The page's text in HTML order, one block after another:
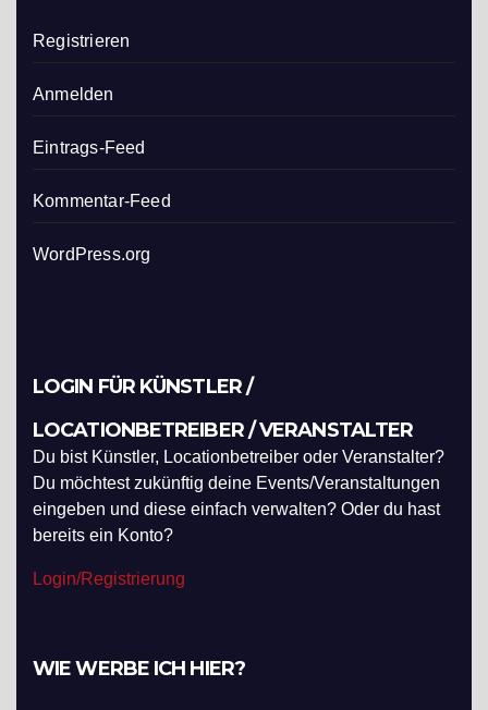
Registrieren
Anmelden
Eintrags-Feed
Kommentar-Feed
WordPress.org
LOGIN FÜR KÜNSTLER /
LOCATIONBETREIBER / VERANSTALTER
Du bist Künstler, Locationbetreiber oder Veranstalter?
Du möchtest zukünftig deine Events/Veranstaltungen
eingeben und diese einfach verwalten? Oder du hast
bereits ein Konto?
Login/Registrierung
WIE WERBE ICH HIER?